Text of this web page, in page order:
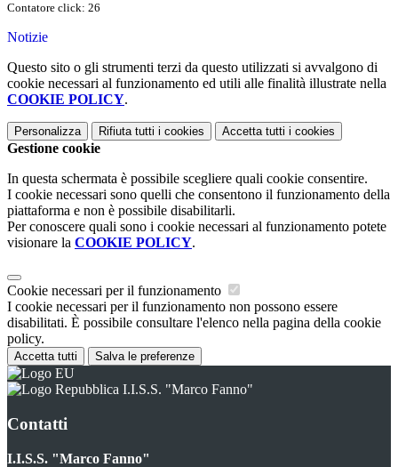
Contatore click: 26
Notizie
Questo sito o gli strumenti terzi da questo utilizzati si avvalgono di
cookie necessari al funzionamento ed utili alle finalità illustrate nella
COOKIE POLICY.
Personalizza Rifiuta tutti i cookies Accetta tutti i cookies
Gestione cookie
In questa schermata è possibile scegliere quali cookie consentire.
I cookie necessari sono quelli che consentono il funzionamento della
piattaforma e non è possibile disabilitarli.
Per conoscere quali sono i cookie necessari al funzionamento potete
visionare la COOKIE POLICY.
Cookie necessari per il funzionamento
I cookie necessari per il funzionamento non possono essere
disabilitati. È possibile consultare l'elenco nella pagina della cookie
policy.
Accetta tutti Salva le preferenze
I.I.S.S. "Marco Fanno"
Contatti
I.I.S.S. "Marco Fanno"